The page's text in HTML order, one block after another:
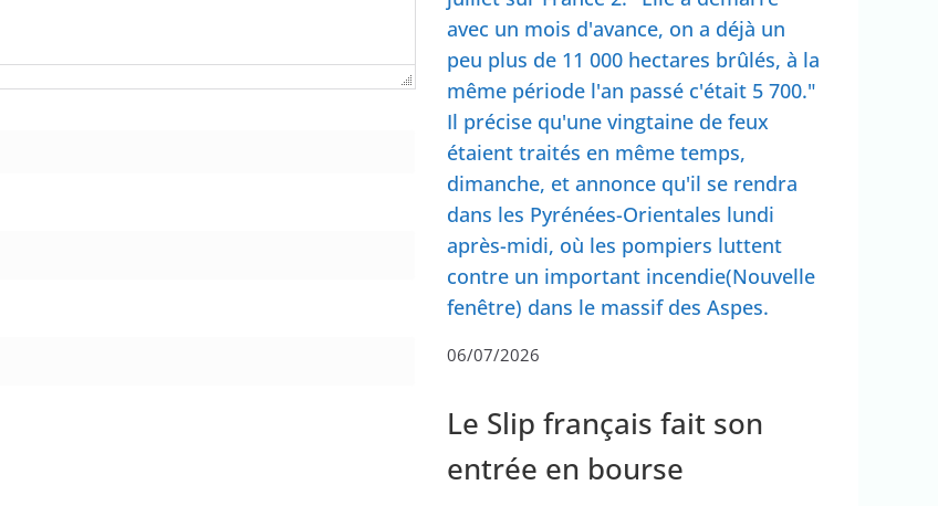
avec un mois d'avance, on a déjà un
peu plus de 11 000 hectares brûlés, à la
même période l'an passé c'était 5 700."
Il précise qu'une vingtaine de feux
étaient traités en même temps,
dimanche, et annonce qu'il se rendra
dans les Pyrénées-Orientales lundi
après-midi, où les pompiers luttent
contre un important incendie(Nouvelle
fenêtre) dans le massif des Aspes.
06/07/2026
Le Slip français fait son
entrée en bourse